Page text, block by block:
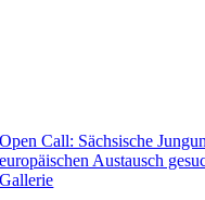
Open Call: Sächsische
europäischen Austausch
Gallerie